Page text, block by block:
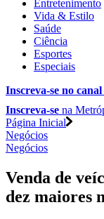
Entretenimento
Vida & Estilo
Saúde
Ciência
Esportes
Especiais
Inscreva-se no canal
Inscreva-se na
Página Inicial
Negócios
Negócios
Venda de
dez maiores